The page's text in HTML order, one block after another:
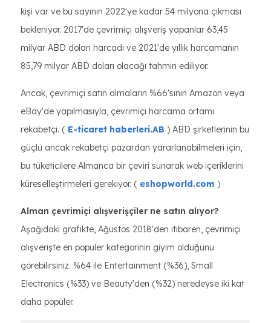
kişi var ve bu sayının 2022'ye kadar 54 milyona çıkması
bekleniyor. 2017'de çevrimiçi alışveriş yapanlar 63,45
milyar ABD doları harcadı ve 2021'de yıllık harcamanın
85,79 milyar ABD doları olacağı tahmin ediliyor.
Ancak, çevrimiçi satın almaların %66'sının Amazon veya
eBay'de yapılmasıyla, çevrimiçi harcama ortamı
rekabetçi. ( E-ticaret haberleri.AB ) ABD şirketlerinin bu
güçlü ancak rekabetçi pazardan yararlanabilmeleri için,
bu tüketicilere Almanca bir çeviri sunarak web içeriklerini
küreselleştirmeleri gerekiyor. ( eshopworld.com )
Alman çevrimiçi alışverişçiler ne satın alıyor?
Aşağıdaki grafikte, Ağustos 2018'den itibaren, çevrimiçi
alışverişte en popüler kategorinin giyim olduğunu
görebilirsiniz. %64 ile Entertainment (%36), Small
Electronics (%33) ve Beauty'den (%32) neredeyse iki kat
daha popüler.